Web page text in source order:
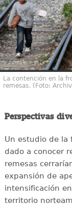
La contención en la
remesas. (Foto:
Perspectivas
Un estudio de la
dado a conocer
remesas
expansión de
intensificación
territorio